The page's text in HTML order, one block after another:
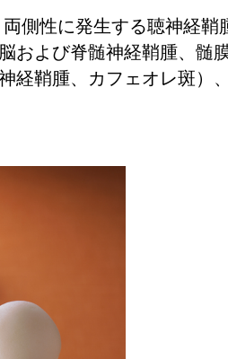
側性に発生する聴神経鞘
および脊髄神経鞘腫、髄
経鞘腫、カフェオレ斑）